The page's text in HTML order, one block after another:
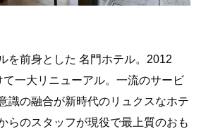
を前身とした 名門ホテル。2012
一大リニューアル。一流のサービ
識の融合が新時代のリュクスなホテ
らのスタッフが現役で最上質のおも